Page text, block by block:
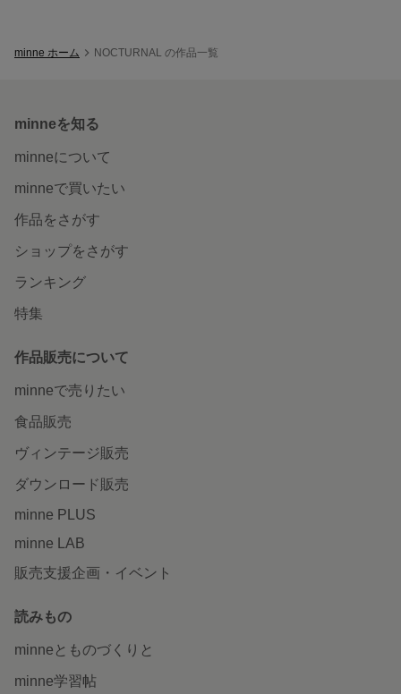
minne ホーム NOCTURNAL の作品一覧
minneを知る
minneについて
minneで買いたい
作品をさがす
ショップをさがす
ランキング
特集
作品販売について
minneで売りたい
食品販売
ヴィンテージ販売
ダウンロード販売
minne PLUS
minne LAB
販売支援企画・イベント
読みもの
minneとものづくりと
minne学習帖